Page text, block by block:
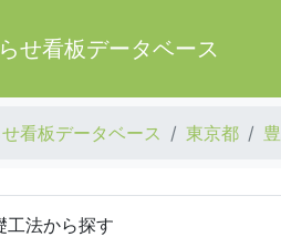
せ看板データベース
看板データベース 東京都
工法から探す